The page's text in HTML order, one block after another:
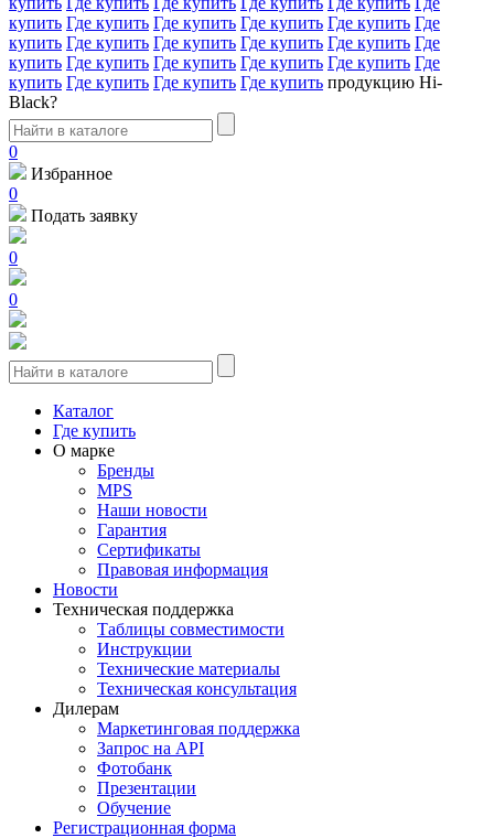
купить Где купить Где купить Где купить Где купить Где
купить Где купить Где купить Где купить Где купить Где
купить Где купить Где купить Где купить Где купить Где
купить Где купить Где купить Где купить продукцию Hi-
Black?
0
Избранное
0
Подать заявку
0
0
Каталог
Где купить
О марке
Бренды
MPS
Наши новости
Гарантия
Сертификаты
Правовая информация
Новости
Техническая поддержка
Таблицы совместимости
Инструкции
Технические материалы
Техническая консультация
Дилерам
Маркетинговая поддержка
Запрос на API
Фотобанк
Презентации
Обучение
Регистрационная форма